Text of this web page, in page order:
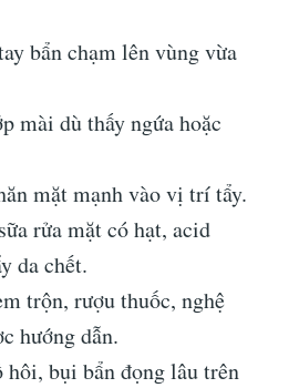
bẩn chạm lên vùng vừa
mài dù thấy ngứa hoặc
mặt mạnh vào vị trí tẩy.
rửa mặt có hạt, acid
da chết.
trộn, rượu thuốc, nghệ
hướng dẫn.
hôi, bụi bẩn đọng lâu trên